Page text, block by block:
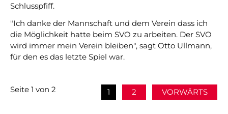
Schlusspfiff.
"Ich danke der Mannschaft und dem Verein dass ich
die Möglichkeit hatte beim SVO zu arbeiten. Der SVO
wird immer mein Verein bleiben", sagt Otto Ullmann,
für den es das letzte Spiel war.
Seite 1 von 2 1 2 VORWÄRTS